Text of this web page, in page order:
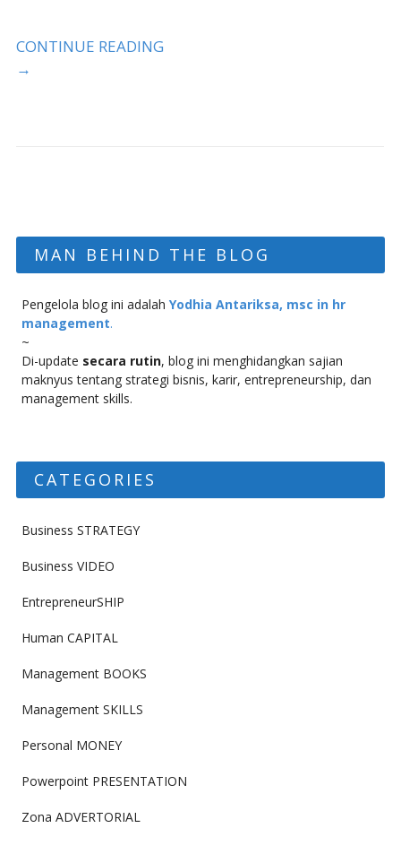
CONTINUE READING
→
MAN BEHIND THE BLOG
Pengelola blog ini adalah Yodhia Antariksa, msc in hr
management.
~
Di-update secara rutin, blog ini menghidangkan sajian
maknyus tentang strategi bisnis, karir, entrepreneurship, dan
management skills.
CATEGORIES
Business STRATEGY
Business VIDEO
EntrepreneurSHIP
Human CAPITAL
Management BOOKS
Management SKILLS
Personal MONEY
Powerpoint PRESENTATION
Zona ADVERTORIAL